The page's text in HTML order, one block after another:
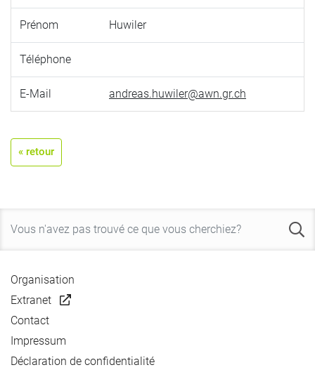
Prénom Huwiler
Téléphone
E-Mail andreas.huwiler@awn.gr.ch
« retour
Organisation
Extranet
Contact
Impressum
Déclaration de confidentialité